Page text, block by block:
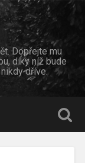
Dopřejte mu
díky níž bude
dříve.